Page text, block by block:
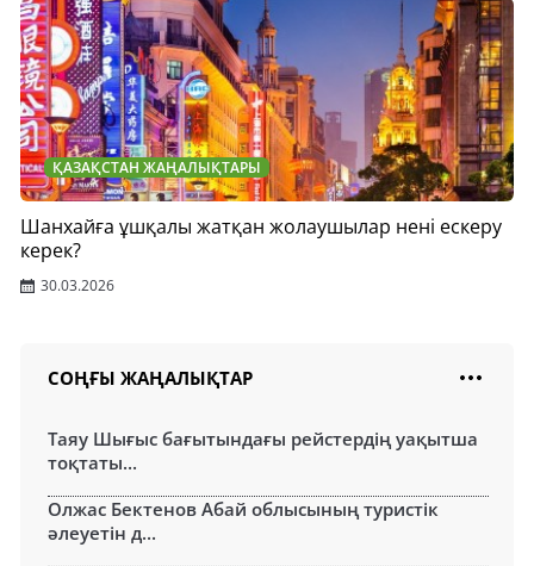
ҚАЗАҚСТАН ЖАҢАЛЫҚТАРЫ
Шанхайға ұшқалы жатқан жолаушылар нені ескеру
керек?
30.03.2026
СОҢҒЫ ЖАҢАЛЫҚТАР
Таяу Шығыс бағытындағы рейстердің уақытша
тоқтаты...
Олжас Бектенов Абай облысының туристік
әлеуетін д...